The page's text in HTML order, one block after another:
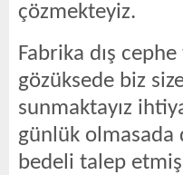
çözmekteyiz.
Fabrika dış
gözüksede biz
sunmaktayız
günlük
bedeli talep